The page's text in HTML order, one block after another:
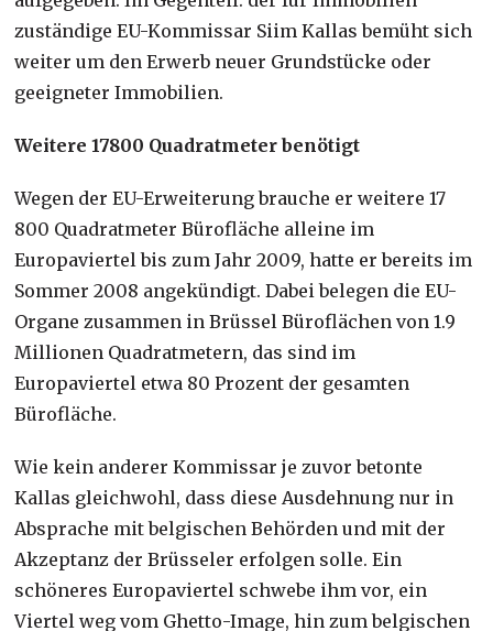
zuständige EU-Kommissar Siim Kallas bemüht sich
weiter um den Erwerb neuer Grundstücke oder
geeigneter Immobilien.
Weitere 17800 Quadratmeter benötigt
Wegen der EU-Erweiterung brauche er weitere 17
800 Quadratmeter Bürofläche alleine im
Europaviertel bis zum Jahr 2009, hatte er bereits im
Sommer 2008 angekündigt. Dabei belegen die EU-
Organe zusammen in Brüssel Büroflächen von 1.9
Millionen Quadratmetern, das sind im
Europaviertel etwa 80 Prozent der gesamten
Bürofläche.
Wie kein anderer Kommissar je zuvor betonte
Kallas gleichwohl, dass diese Ausdehnung nur in
Absprache mit belgischen Behörden und mit der
Akzeptanz der Brüsseler erfolgen solle. Ein
schöneres Europaviertel schwebe ihm vor, ein
Viertel weg vom Ghetto-Image, hin zum belgischen